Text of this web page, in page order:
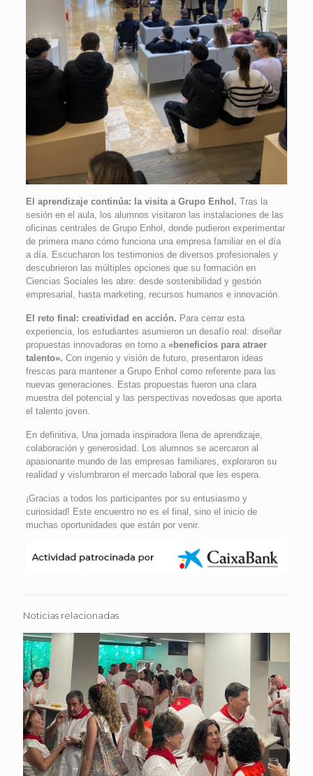
El aprendizaje continúa: la visita a Grupo Enhol. Tras la
sesión en el aula, los alumnos visitaron las instalaciones de las
oficinas centrales de Grupo Enhol, donde pudieron experimentar
de primera mano cómo funciona una empresa familiar en el día
a día. Escucharon los testimonios de diversos profesionales y
descubrieron las múltiples opciones que su formación en
Ciencias Sociales les abre: desde sostenibilidad y gestión
empresarial, hasta marketing, recursos humanos e innovación.
El reto final: creatividad en acción. Para cerrar esta
experiencia, los estudiantes asumieron un desafío real: diseñar
propuestas innovadoras en torno a «beneficios para atraer
talento». Con ingenio y visión de futuro, presentaron ideas
frescas para mantener a Grupo Enhol como referente para las
nuevas generaciones. Estas propuestas fueron una clara
muestra del potencial y las perspectivas novedosas que aporta
el talento joven.
En definitiva, Una jornada inspiradora llena de aprendizaje,
colaboración y generosidad. Los alumnos se acercaron al
apasionante mundo de las empresas familiares, exploraron su
realidad y vislumbraron el mercado laboral que les espera.
¡Gracias a todos los participantes por su entusiasmo y
curiosidad! Este encuentro no es el final, sino el inicio de
muchas oportunidades que están por venir.
Noticias relacionadas